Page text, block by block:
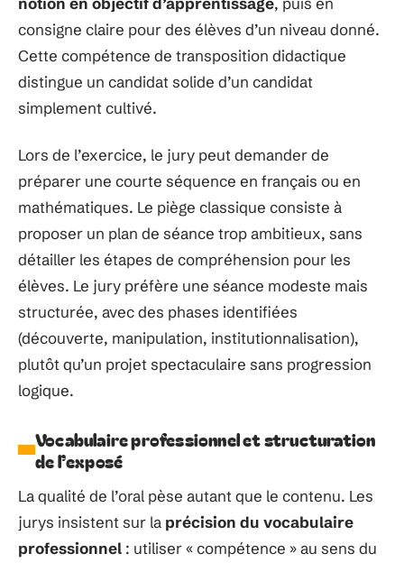
consigne claire pour des élèves d’un niveau donné.
Cette compétence de transposition didactique
distingue un candidat solide d’un candidat
simplement cultivé.
Lors de l’exercice, le jury peut demander de
préparer une courte séquence en français ou en
mathématiques. Le piège classique consiste à
proposer un plan de séance trop ambitieux, sans
détailler les étapes de compréhension pour les
élèves. Le jury préfère une séance modeste mais
structurée, avec des phases identifiées
(découverte, manipulation, institutionnalisation),
plutôt qu’un projet spectaculaire sans progression
logique.
Vocabulaire professionnel et structuration
de l’exposé
La qualité de l’oral pèse autant que le contenu. Les
jurys insistent sur la précision du vocabulaire
professionnel : utiliser « compétence » au sens du